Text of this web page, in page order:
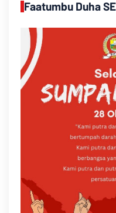
Faatumbu Duha SE